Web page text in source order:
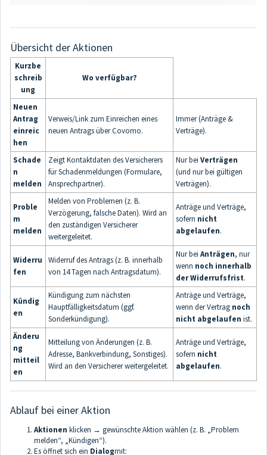
Übersicht der Aktionen
Kurzbe
schreib
ung
Wo verfügbar?
Neuen
Antrag
einreic
hen
Verweis/Link zum Einreichen eines
neuen Antrags über Covomo.
Immer (Anträge &
Verträge).
Schade
n
melden
Zeigt Kontaktdaten des Versicherers
für Schadenmeldungen (Formulare,
Ansprechpartner).
Nur bei Verträgen
(und nur bei gültigen
Verträgen).
Proble
m
melden
Melden von Problemen (z. B.
Verzögerung, falsche Daten). Wird an
den zuständigen Versicherer
weitergeleitet.
Anträge und Verträge,
sofern nicht
abgelaufen.
Widerru
fen
Widerruf des Antrags (z. B. innerhalb
von 14 Tagen nach Antragsdatum).
Nur bei Anträgen, nur
wenn noch innerhalb
der Widerrufsfrist.
Kündig
en
Kündigung zum nächsten
Hauptfälligkeitsdatum (ggf.
Sonderkündigung).
Anträge und Verträge,
wenn der Vertrag noch
nicht abgelaufen ist.
Änderu
ng
mitteil
en
Mitteilung von Änderungen (z. B.
Adresse, Bankverbindung, Sonstiges).
Wird an den Versicherer weitergeleitet.
Anträge und Verträge,
sofern nicht
abgelaufen.
Ablauf bei einer Aktion
Aktionen klicken → gewünschte Aktion wählen (z. B. „Problem
melden“, „Kündigen“).
Es öffnet sich ein Dialogmit: